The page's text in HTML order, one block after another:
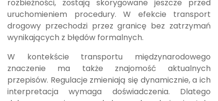
rozbieżności, zostają skorygowane jeszcze przed
uruchomieniem procedury. W efekcie transport
drogowy przechodzi przez granicę bez zatrzymań
wynikających z błędów formalnych.
W kontekście transportu międzynarodowego
znaczenie ma także znajomość aktualnych
przepisów. Regulacje zmieniają się dynamicznie, a ich
interpretacja wymaga doświadczenia. Dlatego